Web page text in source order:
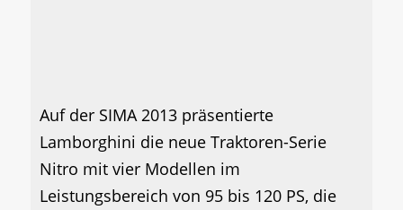
Auf der SIMA 2013 präsentierte
Lamborghini die neue Traktoren-Serie
Nitro mit vier Modellen im
Leistungsbereich von 95 bis 120 PS, die